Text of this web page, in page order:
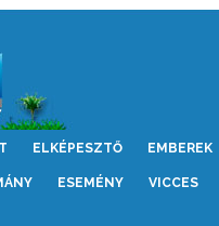
ELKÉPESZTŐ EMBEREK
ESEMÉNY VICCES